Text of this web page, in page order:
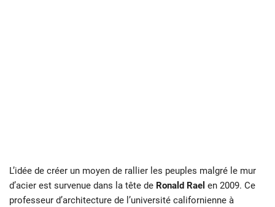
L’idée de créer un moyen de rallier les peuples malgré le mur
d’acier est survenue dans la tête de Ronald Rael en 2009. Ce
professeur d’architecture de l’université californienne à